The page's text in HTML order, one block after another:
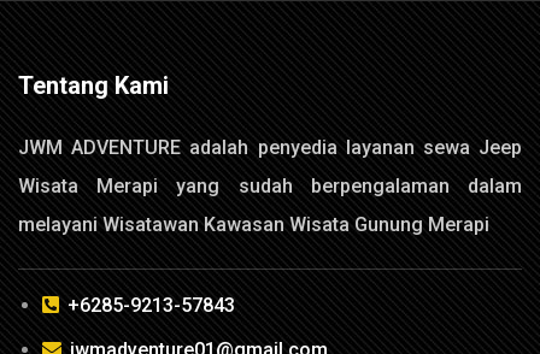
Tentang Kami
JWM ADVENTURE adalah penyedia layanan sewa Jeep
Wisata Merapi yang sudah berpengalaman dalam
melayani Wisatawan Kawasan Wisata Gunung Merapi
+6285-9213-57843